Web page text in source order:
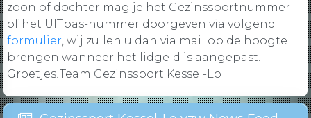
zoon of dochter mag je het Gezinssportnummer
of het UITpas-nummer doorgeven via volgend
formulier, wij zullen u dan via mail op de hoogte
brengen wanneer het lidgeld is aangepast.
Groetjes!Team Gezinssport Kessel-Lo